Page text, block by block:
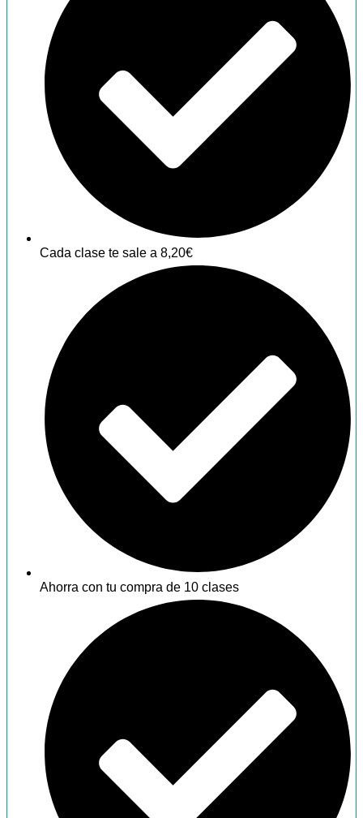
Cada clase te sale a 8,20€
Ahorra con tu compra de 10 clases